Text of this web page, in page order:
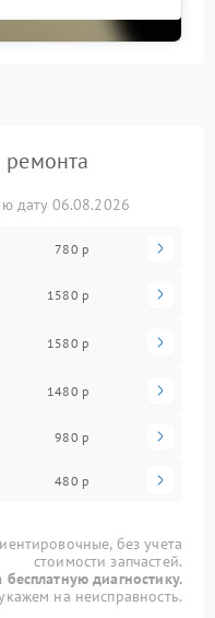
ремонта
дату 06.08.2026
780 р
1580 р
1580 р
1480 р
980 р
480 р
без учета
стоимости запчастей.
диагностику.
на неисправность.